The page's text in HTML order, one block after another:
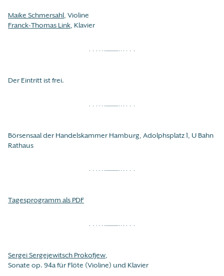
Maike Schmersahl, Violine
Franck-Thomas Link, Klavier
Der Eintritt ist frei.
Börsensaal der Handelskammer Hamburg, Adolphsplatz 1, U Bahn
Rathaus
Tagesprogramm als PDF
Sergei Sergejewitsch Prokofjew,
Sonate op. 94a für Flöte (Violine) und Klavier